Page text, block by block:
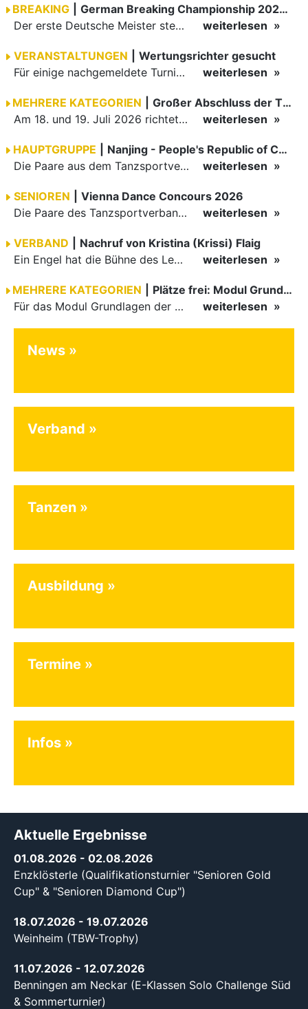
BREAKING
German Breaking Championship 2026 in Hannover
Der erste Deutsche Meister steht fest B-Boy Roman siegt bei den Juniors
weiterlesen
VERANSTALTUNGEN
Wertungsrichter gesucht
Für einige nachgemeldete Turniere im 2 Halbjahr sucht der ZWE noch Wertungsrichter.
weiterlesen
MEHRERE KATEGORIEN
Großer Abschluss der TBW-Trophy in Weinheim
Am 18. und 19. Juli 2026 richtete die Tanzsportabteilung (TSA) der TSG 1862 Weinheim das Abschlussturnier der diesjährigen TBW-Trophy-Serie aus. Zum traditionellen Saisonfinale kamen rund 400 Starts über…
weiterlesen
HAUPTGRUPPE
Nanjing - People's Republic of China
Die Paare aus dem Tanzsportverband Baden-Württemberg (TBW) haben beim hochklassig besetzten WDSF GrandSlam im chinesischen Nanjing wieder einmal auf internationalem Top-Niveau geglänzt. Das…
weiterlesen
SENIOREN
Vienna Dance Concours 2026
Die Paare des Tanzsportverbandes Baden-Württemberg (TBW) glänzten auf dem internationalen Parkett des Vienna Dance Concourse 2026 im Wiener Rathaus mit hervorragenden Platzierungen Ergebnisse unter: …
weiterlesen
VERBAND
Nachruf von Kristina (Krissi) Flaig
Ein Engel hat die Bühne des Lebens verlassen. Viel zu früh, plötzlich und für uns alle unfassbar, wurde unsere geliebte Kristina (Krissi) Flaig im Alter von 36 Jahren aus dem Leben gerissen. Das Tanzen…
weiterlesen
MEHRERE KATEGORIEN
Plätze frei: Modul Grundlagen
Für das Modul Grundlagen der Breitensportausbildung vom 10. bis 13. September an der Landessportschule Albstadt sind noch Plätze frei. Das Modul kann auch für den Lizenzerhalt (30 LE fachlich) genutzt…
weiterlesen
News
Verband
Tanzen
Ausbildung
Termine
Infos
Aktuelle Ergebnisse
01.08.2026 - 02.08.2026
Enzklösterle (Qualifikationsturnier "Senioren Gold
Cup" & "Senioren Diamond Cup")
18.07.2026 - 19.07.2026
Weinheim (TBW-Trophy)
11.07.2026 - 12.07.2026
Benningen am Neckar (E-Klassen Solo Challenge Süd
& Sommerturnier)